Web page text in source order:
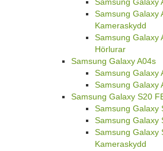
Samsung Galaxy
Samsung Galaxy
Kameraskydd
Samsung Galaxy
Hörlurar
Samsung Galaxy A04s
Samsung Galaxy
Samsung Galaxy
Samsung Galaxy S20
Samsung Galaxy
Samsung Galaxy
Samsung Galaxy
Kameraskydd